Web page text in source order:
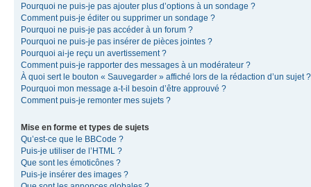
Pourquoi ne puis-je pas ajouter plus d’options à un sondage ?
Comment puis-je éditer ou supprimer un sondage ?
Pourquoi ne puis-je pas accéder à un forum ?
Pourquoi ne puis-je pas insérer de pièces jointes ?
Pourquoi ai-je reçu un avertissement ?
Comment puis-je rapporter des messages à un modérateur ?
À quoi sert le bouton « Sauvegarder » affiché lors de la rédaction d’un sujet ?
Pourquoi mon message a-t-il besoin d’être approuvé ?
Comment puis-je remonter mes sujets ?
Mise en forme et types de sujets
Qu’est-ce que le BBCode ?
Puis-je utiliser de l’HTML ?
Que sont les émoticônes ?
Puis-je insérer des images ?